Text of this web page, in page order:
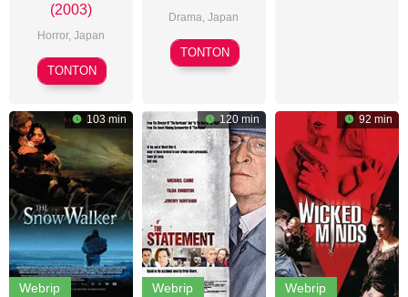
(2003)
Horror, Japan
Tetsuo
Shinohara
TONTON
Drama,Japan
Yoshimitsu
Morita
TONTON
103 min
Webrip
120 min
Webrip
92 min
Webrip